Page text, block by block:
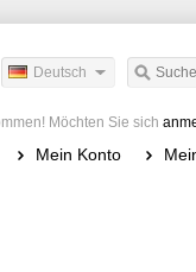
Deutsch
Möchten Sie sich
Mein Konto